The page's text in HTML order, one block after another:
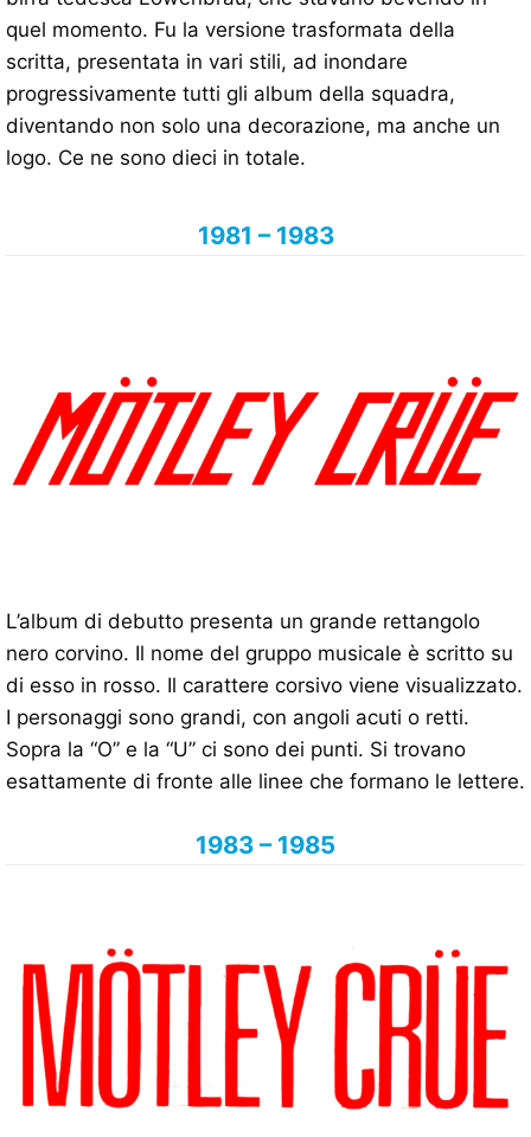
quel momento. Fu la versione trasformata della
scritta, presentata in vari stili, ad inondare
progressivamente tutti gli album della squadra,
diventando non solo una decorazione, ma anche un
logo. Ce ne sono dieci in totale.
1981 – 1983
L’album di debutto presenta un grande rettangolo
nero corvino. Il nome del gruppo musicale è scritto su
di esso in rosso. Il carattere corsivo viene visualizzato.
I personaggi sono grandi, con angoli acuti o retti.
Sopra la “O” e la “U” ci sono dei punti. Si trovano
esattamente di fronte alle linee che formano le lettere.
1983 – 1985